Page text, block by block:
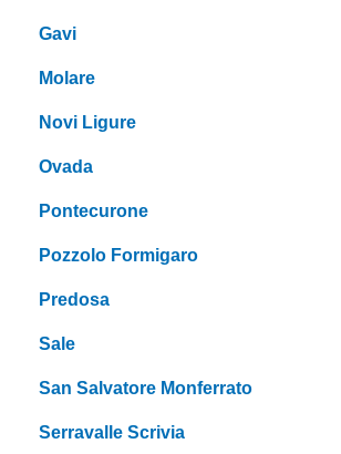
Gavi
Molare
Novi Ligure
Ovada
Pontecurone
Pozzolo Formigaro
Predosa
Sale
San Salvatore Monferrato
Serravalle Scrivia